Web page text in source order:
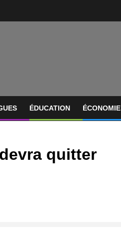
ÉDUCATION ÉCONOMIE
quitter